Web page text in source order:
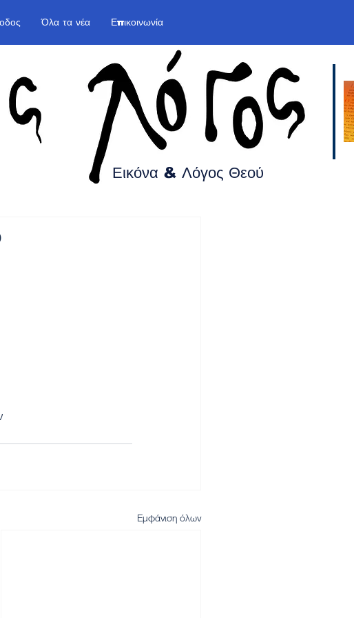
Όλα τα νέα Επικοινωνία
Εικόνα & Λόγος Θεού
Εμφάνιση όλων